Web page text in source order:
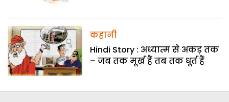
कहानी
Hindi Story : अध्यात्म से अकड़ तक
– जब तक मूर्ख हैं तब तक धूर्त हैं